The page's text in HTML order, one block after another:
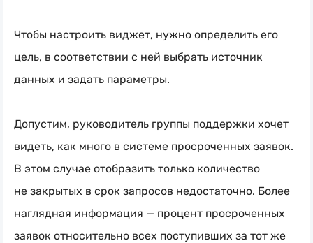
Чтобы настроить виджет, нужно определить его
цель, в соответствии с ней выбрать источник
данных и задать параметры.
Допустим, руководитель группы поддержки хочет
видеть, как много в системе просроченных заявок.
В этом случае отобразить только количество
не закрытых в срок запросов недостаточно. Более
наглядная информация — процент просроченных
заявок относительно всех поступивших за тот же